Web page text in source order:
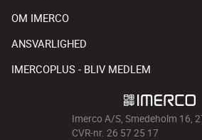
OM IMERCO
ANSVARLIGHED
IMERCOPLUS - BLIV MEDLEM
Imerco A/S, Smedeholm 16,
CVR-nr. 26 57 25 17